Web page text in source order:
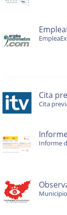
Cita
Cita
Informe